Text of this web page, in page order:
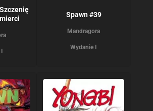
Spawn #39
Mandragora
Wydanie I